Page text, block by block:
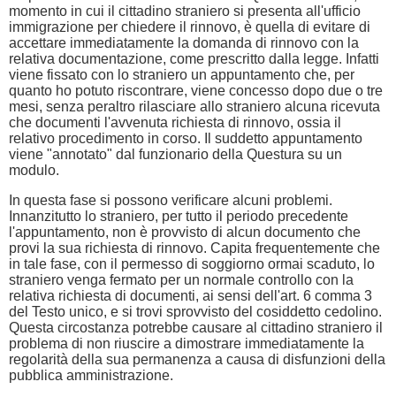
momento in cui il cittadino straniero si presenta all'ufficio
immigrazione per chiedere il rinnovo, è quella di evitare di
accettare immediatamente la domanda di rinnovo con la
relativa documentazione, come prescritto dalla legge. Infatti
viene fissato con lo straniero un appuntamento che, per
quanto ho potuto riscontrare, viene concesso dopo due o tre
mesi, senza peraltro rilasciare allo straniero alcuna ricevuta
che documenti l'avvenuta richiesta di rinnovo, ossia il
relativo procedimento in corso. Il suddetto appuntamento
viene "annotato" dal funzionario della Questura su un
modulo.
In questa fase si possono verificare alcuni problemi.
Innanzitutto lo straniero, per tutto il periodo precedente
l'appuntamento, non è provvisto di alcun documento che
provi la sua richiesta di rinnovo. Capita frequentemente che
in tale fase, con il permesso di soggiorno ormai scaduto, lo
straniero venga fermato per un normale controllo con la
relativa richiesta di documenti, ai sensi dell'art. 6 comma 3
del Testo unico, e si trovi sprovvisto del cosiddetto cedolino.
Questa circostanza potrebbe causare al cittadino straniero il
problema di non riuscire a dimostrare immediatamente la
regolarità della sua permanenza a causa di disfunzioni della
pubblica amministrazione.